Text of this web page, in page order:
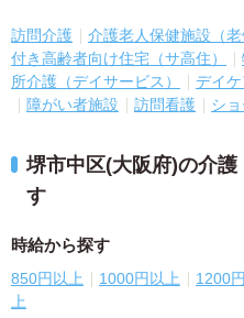
訪問介護 介護老人保健施設（老
付き高齢者向け住宅（サ高住）
所介護（デイサービス）
デイケ
障がい者施設
訪問看護 シ
堺市中区(大阪府)の介
す
時給から探す
850円以上 1000円以上 1200
上